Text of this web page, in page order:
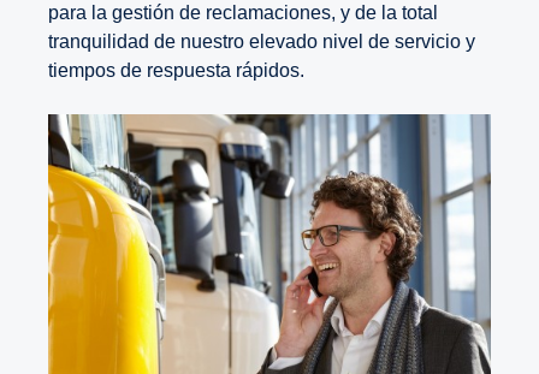
para la gestión de reclamaciones, y de la total
tranquilidad de nuestro elevado nivel de servicio y
tiempos de respuesta rápidos.